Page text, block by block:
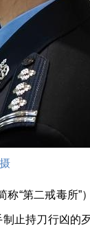
“第二戒毒所
止持刀行凶